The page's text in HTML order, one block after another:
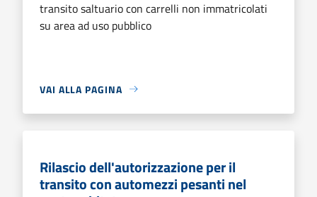
transito saltuario con carrelli non immatricolati
su area ad uso pubblico
VAI ALLA PAGINA
Rilascio dell'autorizzazione per il
transito con automezzi pesanti nel